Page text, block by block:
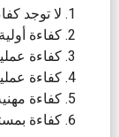
لا توجد
كفاءة أولية
كفاءة
كفاءة
كفاءة
كفاءة